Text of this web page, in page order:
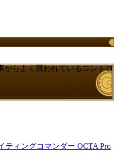
からよく買われているコントロ
ティングコマンダー OCTA Pro